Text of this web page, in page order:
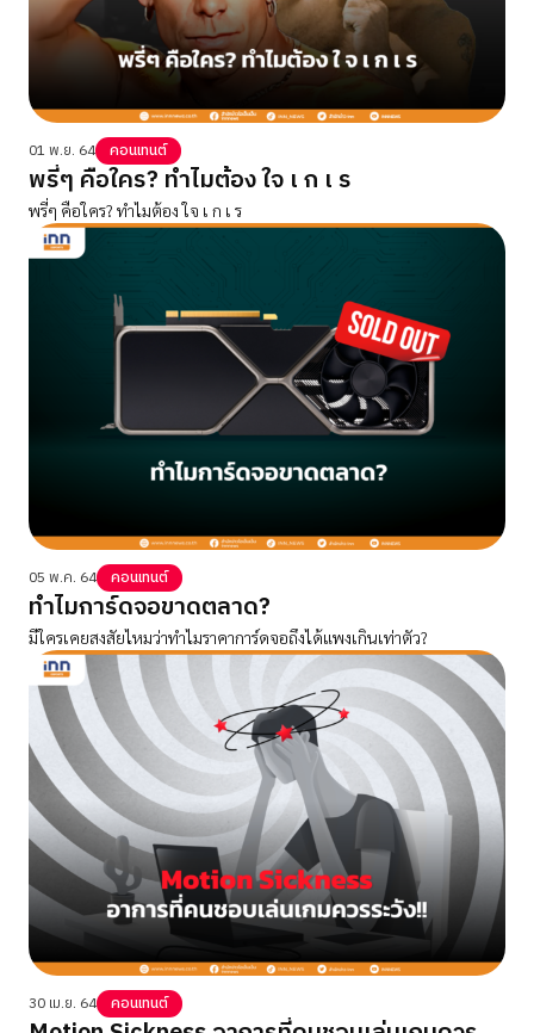
01 พ.ย. 64 คอนเทนต์
พรี่ๆ คือใคร? ทำไมต้อง ใจ เ ก เ ร
พรี่ๆ คือใคร? ทำไมต้อง ใจ เ ก เ ร
05 พ.ค. 64 คอนเทนต์
ทำไมการ์ดจอขาดตลาด?
มีใครเคยสงสัยไหมว่าทำไมราคาการ์ดจอถึงได้แพงเกินเท่าตัว?
30 เม.ย. 64 คอนเทนต์